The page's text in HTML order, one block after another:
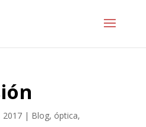
2017| Blog, óptica,